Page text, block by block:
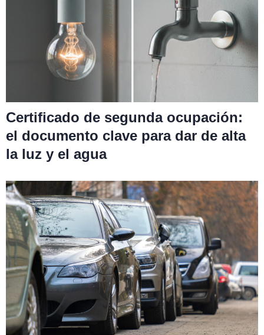
Certificado de segunda ocupación:
el documento clave para dar de alta
la luz y el agua